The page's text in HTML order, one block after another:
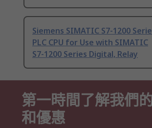
Siemens SIMATIC S7-1200
PLC CPU for Use with SIMATIC
S7-1200 Series Digital, Relay
第一時間了解我們
和優惠